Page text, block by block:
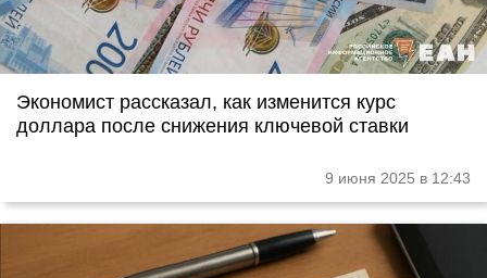
Экономист рассказал, как изменится курс
доллара после снижения ключевой ставки
9 июня 2025 в 12:43